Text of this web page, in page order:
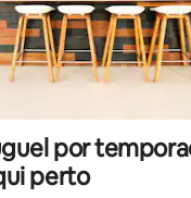
por
perto